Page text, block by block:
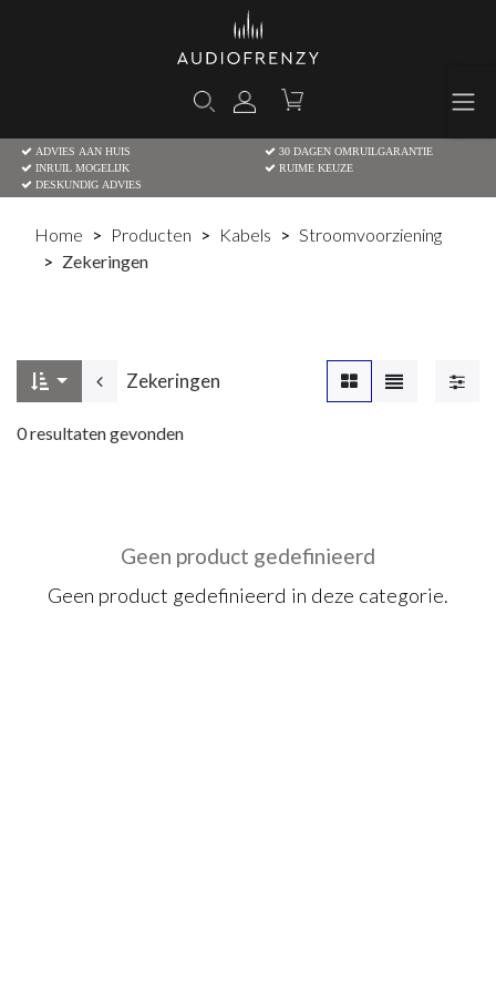
ADVIES AAN HUIS
30 DAGEN OMRUILGARANTIE
INRUIL MOGELIJK
RUIME KEUZE
DESKUNDIG ADVIES
Home Producten Kabels
Stroomvoorziening
Zekeringen
Zekeringen
0resultaten gevonden
Geen product gedefinieerd
Geen product gedefinieerd in deze categorie.